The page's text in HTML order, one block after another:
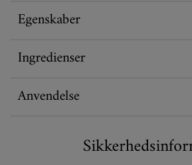
Egenskaber
Ingredienser
Anvendelse